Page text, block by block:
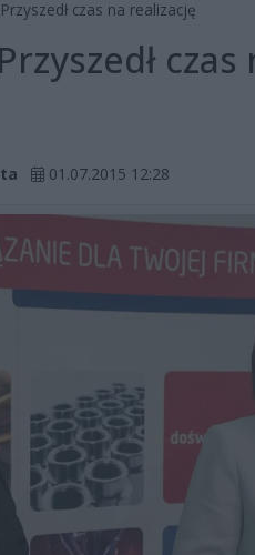
czas na realizację
01.07.2015 12:28